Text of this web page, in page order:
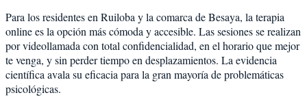
Para los residentes en Ruiloba y la comarca de Besaya, la terapia
online es la opción más cómoda y accesible. Las sesiones se realizan
por videollamada con total confidencialidad, en el horario que mejor
te venga, y sin perder tiempo en desplazamientos. La evidencia
científica avala su eficacia para la gran mayoría de problemáticas
psicológicas.